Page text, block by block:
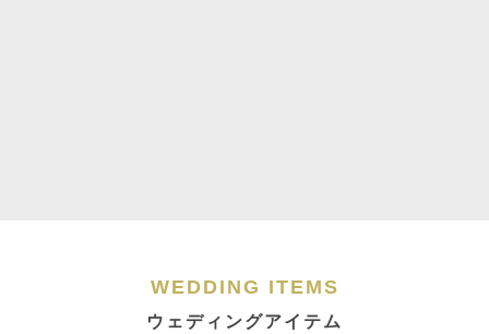
WEDDING ITEMS
ウェディングアイテム